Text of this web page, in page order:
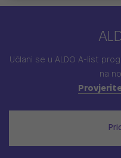
Učlani se u ALDO A-list
na